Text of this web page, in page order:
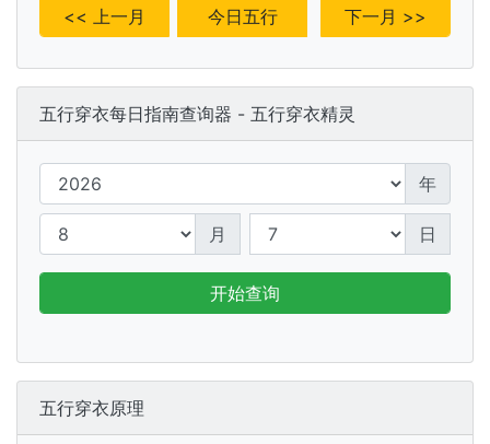
<< 上一月 今日五行 下一月 >>
五行穿衣每日指南查询器 - 五行穿衣精灵
年
月 日
开始查询
五行穿衣原理